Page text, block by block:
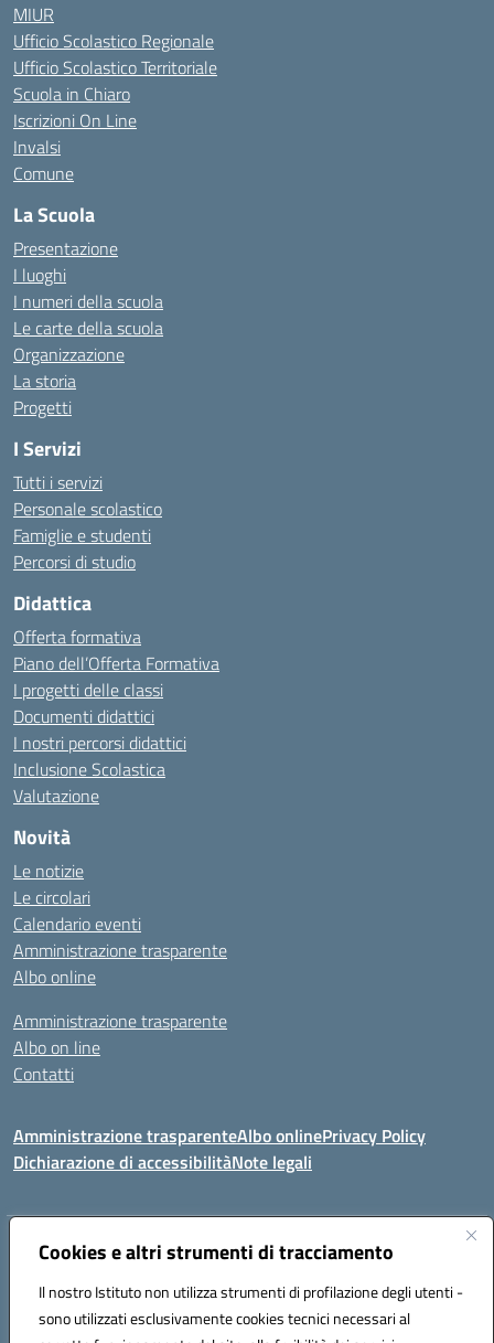
Cookies e altri strumenti di tracciamento
Il nostro Istituto non utilizza strumenti di profilazione degli utenti -
sono utilizzati esclusivamente cookies tecnici necessari al
MIUR
Ufficio Scolastico Regionale
Ufficio Scolastico Territoriale
Scuola in Chiaro
Iscrizioni On Line
Invalsi
Comune
La Scuola
Presentazione
I luoghi
I numeri della scuola
Le carte della scuola
Organizzazione
La storia
Progetti
I Servizi
Tutti i servizi
Personale scolastico
Famiglie e studenti
Percorsi di studio
Didattica
Offerta formativa
Piano dell’Offerta Formativa
I progetti delle classi
Documenti didattici
I nostri percorsi didattici
Inclusione Scolastica
Valutazione
Novità
Le notizie
Le circolari
Calendario eventi
Amministrazione trasparente
Albo online
Amministrazione trasparente
Albo on line
Contatti
Amministrazione trasparenteAlbo onlinePrivacy Policy
Dichiarazione di accessibilitàNote legali
Indirizzo:Via Tirso, 07011 Bono (SS)
Posta elettronica certificata (PEC):ssic820006@pec.istruzione.it
Codice fiscale: 81000530907